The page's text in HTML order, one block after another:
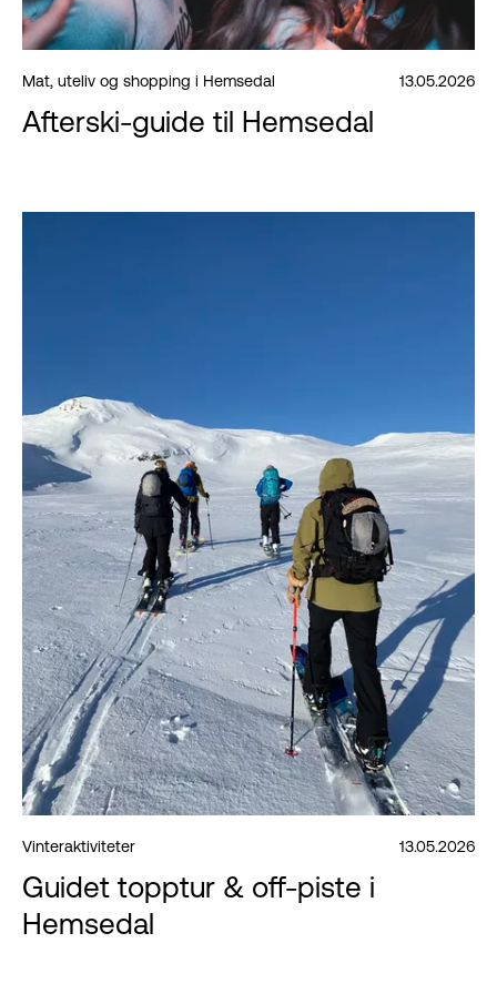
Mat, uteliv og shopping i Hemsedal 13.05.2026
Afterski-guide til Hemsedal
Vinteraktiviteter 13.05.2026
Guidet topptur & off-piste i
Hemsedal